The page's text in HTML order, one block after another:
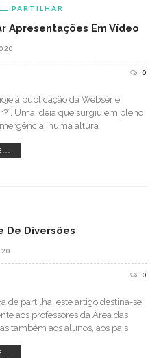
PARTILHAR
Apresentações Em Vídeo
0
à publicação da Websérie
Uma ideia que surgiu em pleno
numa altura
De Diversões
0
de partilha, este artigo destina-se,
aos professores da Área das
também aos alunos, aos pais